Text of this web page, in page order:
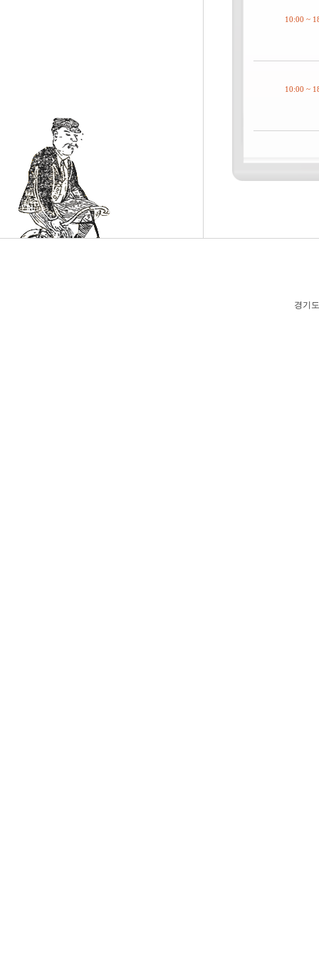
10:00 ~
10:00 ~
경기